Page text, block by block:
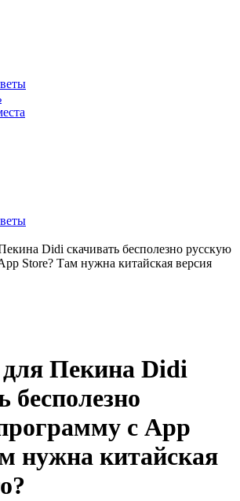
Didi скачивать бесполезно русскую
Store? Там нужна китайская версия
для Пекина Didi
бесполезно
с App
нужна китайская